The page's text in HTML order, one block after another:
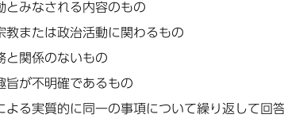
とみなされる内容のもの
教または政治活動に関わるもの
と関係のないもの
旨が不明確であるもの
よる実質的に同一の事項について繰り返して回